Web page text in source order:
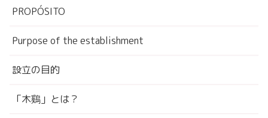
PROPÓSITO
Purpose of the establishment
設立の目的
「木鷄」とは？